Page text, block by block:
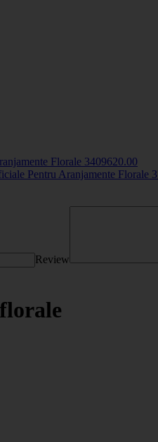
Florale 3409620.00
Pentru Aranjamente Florale
Review